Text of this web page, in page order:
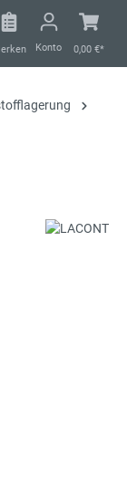
Konto 0,00 €*